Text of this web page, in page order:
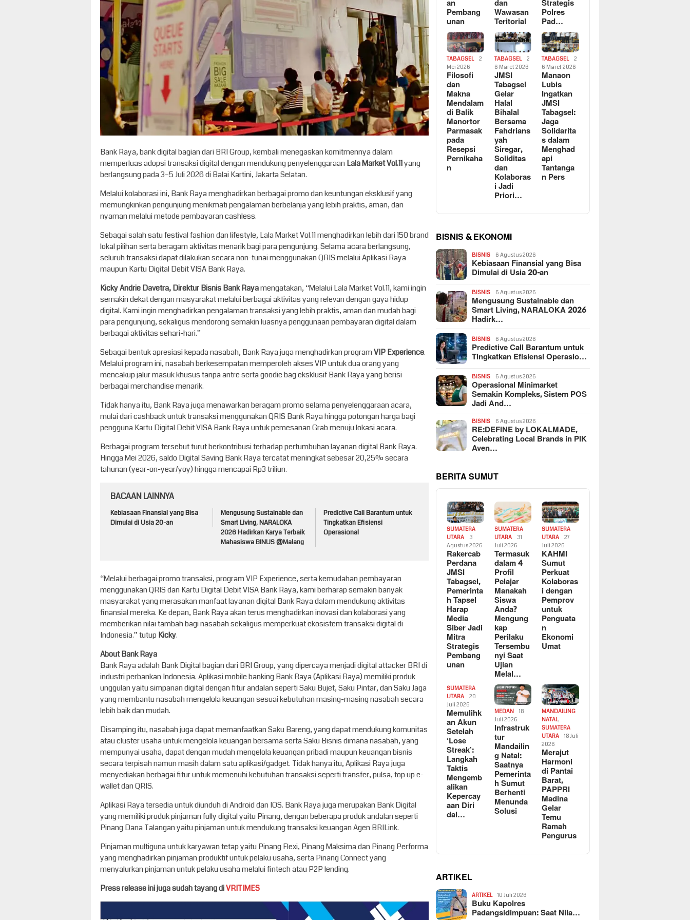
Bank Raya, bank digital bagian dari BRI Group, kembali menegaskan komitmennya dalam
memperluas adopsi transaksi digital dengan mendukung penyelenggaraanLala Market Vol.11yang
berlangsung pada 3–5 Juli 2026 di Balai Kartini, Jakarta Selatan.
Melalui kolaborasi ini, Bank Raya menghadirkan berbagai promo dan keuntungan eksklusif yang
memungkinkan pengunjung menikmati pengalaman berbelanja yang lebih praktis, aman, dan
nyaman melalui metode pembayaran cashless.
Sebagai salah satu festival fashion dan lifestyle, Lala Market Vol.11 menghadirkan lebih dari 150 brand
lokal pilihan serta beragam aktivitas menarik bagi para pengunjung. Selama acara berlangsung,
seluruh transaksi dapat dilakukan secara non-tunai menggunakan QRIS melalui Aplikasi Raya
maupun Kartu Digital Debit VISA Bank Raya.
Kicky Andrie Davetra, Direktur Bisnis Bank Rayamengatakan, “Melalui Lala Market Vol.11, kami ingin
semakin dekat dengan masyarakat melalui berbagai aktivitas yang relevan dengan gaya hidup
digital. Kami ingin menghadirkan pengalaman transaksi yang lebih praktis, aman dan mudah bagi
para pengunjung, sekaligus mendorong semakin luasnya penggunaan pembayaran digital dalam
berbagai aktivitas sehari-hari.”
Sebagai bentuk apresiasi kepada nasabah, Bank Raya juga menghadirkan programVIP Experience.
Melalui program ini, nasabah berkesempatan memperoleh akses VIP untuk dua orang yang
mencakup jalur masuk khusus tanpa antre serta goodie bag eksklusif Bank Raya yang berisi
berbagai merchandise menarik.
Tidak hanya itu, Bank Raya juga menawarkan beragam promo selama penyelenggaraan acara,
mulai dari cashback untuk transaksi menggunakan QRIS Bank Raya hingga potongan harga bagi
pengguna Kartu Digital Debit VISA Bank Raya untuk pemesanan Grab menuju lokasi acara.
Berbagai program tersebut turut berkontribusi terhadap pertumbuhan layanan digital Bank Raya.
Hingga Mei 2026, saldo Digital Saving Bank Raya tercatat meningkat sebesar 20,25% secara
tahunan (year-on-year/yoy) hingga mencapai Rp3 triliun.
BACAAN LAINNYA
Kebiasaan Finansial yang Bisa
Dimulai di Usia 20-an
Mengusung Sustainable dan
Smart Living, NARALOKA
2026 Hadirkan Karya Terbaik
Mahasiswa BINUS @Malang
Predictive Call Barantum untuk
Tingkatkan Efisiensi
Operasional
“Melalui berbagai promo transaksi, program VIP Experience, serta kemudahan pembayaran
menggunakan QRIS dan Kartu Digital Debit VISA Bank Raya, kami berharap semakin banyak
masyarakat yang merasakan manfaat layanan digital Bank Raya dalam mendukung aktivitas
finansial mereka. Ke depan, Bank Raya akan terus menghadirkan inovasi dan kolaborasi yang
memberikan nilai tambah bagi nasabah sekaligus memperkuat ekosistem transaksi digital di
Indonesia.” tutupKicky.
About Bank Raya
Bank Raya adalah Bank Digital bagian dari BRI Group, yang dipercaya menjadi digital attacker BRI di
industri perbankan Indonesia. Aplikasi mobile banking Bank Raya (Aplikasi Raya) memiliki produk
unggulan yaitu simpanan digital dengan fitur andalan seperti Saku Bujet, Saku Pintar, dan Saku Jaga
yang membantu nasabah mengelola keuangan sesuai kebutuhan masing-masing nasabah secara
lebih baik dan mudah.
Disamping itu, nasabah juga dapat memanfaatkan Saku Bareng, yang dapat mendukung komunitas
atau cluster usaha untuk mengelola keuangan bersama serta Saku Bisnis dimana nasabah, yang
mempunyai usaha, dapat dengan mudah mengelola keuangan pribadi maupun keuangan bisnis
secara terpisah namun masih dalam satu aplikasi/gadget. Tidak hanya itu, Aplikasi Raya juga
menyediakan berbagai fitur untuk memenuhi kebutuhan transaksi seperti transfer, pulsa, top up e-
wallet dan QRIS.
Aplikasi Raya tersedia untuk diunduh di Android dan IOS. Bank Raya juga merupakan Bank Digital
yang memiliki produk pinjaman fully digital yaitu Pinang, dengan beberapa produk andalan seperti
Pinang Dana Talangan yaitu pinjaman untuk mendukung transaksi keuangan Agen BRILink.
Pinjaman multiguna untuk karyawan tetap yaitu Pinang Flexi, Pinang Maksima dan Pinang Performa
yang menghadirkan pinjaman produktif untuk pelaku usaha, serta Pinang Connect yang
menyalurkan pinjaman untuk pelaku usaha melalui fintech atau P2P lending.
Press release ini juga sudah tayang diVRITIMES
an
Pembang
unan
dan
Wawasan
Teritorial
Strategis
Polres
Pad…
TABAGSEL
2
Mei 2026
Filosofi
dan
Makna
Mendalam
di Balik
Manortor
Parmasak
pada
Resepsi
Pernikaha
n
TABAGSEL
2
6 Maret 2026
JMSI
Tabagsel
Gelar
Halal
Bihalal
Bersama
Fahdrians
yah
Siregar,
Soliditas
dan
Kolaboras
i Jadi
Priori…
TABAGSEL
2
6 Maret 2026
Manaon
Lubis
Ingatkan
JMSI
Tabagsel:
Jaga
Solidarita
s dalam
Menghad
api
Tantanga
n Pers
BISNIS & EKONOMI
BISNIS 6 Agustus 2026
Kebiasaan Finansial yang Bisa
Dimulai di Usia 20-an
BISNIS 6 Agustus 2026
Mengusung Sustainable dan
Smart Living, NARALOKA 2026
Hadirk…
BISNIS 6 Agustus 2026
Predictive Call Barantum untuk
Tingkatkan Efisiensi Operasio…
BISNIS 6 Agustus 2026
Operasional Minimarket
Semakin Kompleks, Sistem POS
Jadi And…
BISNIS 6 Agustus 2026
RE:DEFINE by LOKALMADE,
Celebrating Local Brands in PIK
Aven…
BERITA SUMUT
SUMATERA
UTARA
3
Agustus 2026
Rakercab
Perdana
JMSI
Tabagsel,
Pemerinta
h Tapsel
Harap
Media
Siber Jadi
Mitra
Strategis
Pembang
unan
SUMATERA
UTARA
31
Juli 2026
Termasuk
dalam 4
Profil
Pelajar
Manakah
Siswa
Anda?
Mengung
kap
Perilaku
Tersembu
nyi Saat
Ujian
Melal…
SUMATERA
UTARA
27
Juli 2026
KAHMI
Sumut
Perkuat
Kolaboras
i dengan
Pemprov
untuk
Penguata
n
Ekonomi
Umat
SUMATERA
UTARA
20
Juli 2026
Memulihk
an Akun
Setelah
‘Lose
Streak’:
Langkah
Taktis
Mengemb
alikan
Kepercay
aan Diri
dal…
MEDAN
18
Juli 2026
Infrastruk
tur
Mandailin
g Natal:
Saatnya
Pemerinta
h Sumut
Berhenti
Menunda
Solusi
MANDAILING
NATAL,
SUMATERA
UTARA
18 Juli
2026
Merajut
Harmoni
di Pantai
Barat,
PAPPRI
Madina
Gelar
Temu
Ramah
Pengurus
ARTIKEL
ARTIKEL 10 Juli 2026
Buku Kapolres
Padangsidimpuan: Saat Nila…